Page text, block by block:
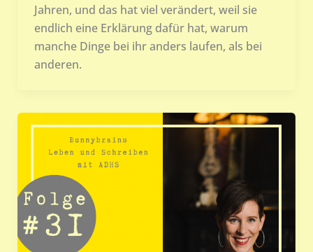
Jahren, und das hat viel verändert, weil sie
endlich eine Erklärung dafür hat, warum
manche Dinge bei ihr anders laufen, als bei
anderen.